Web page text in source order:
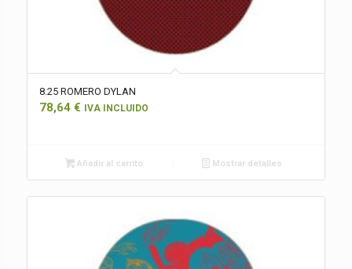
8.25 ROMERO DYLAN
78,64 € IVA INCLUIDO
Añadir al carrito Mostrar detalles